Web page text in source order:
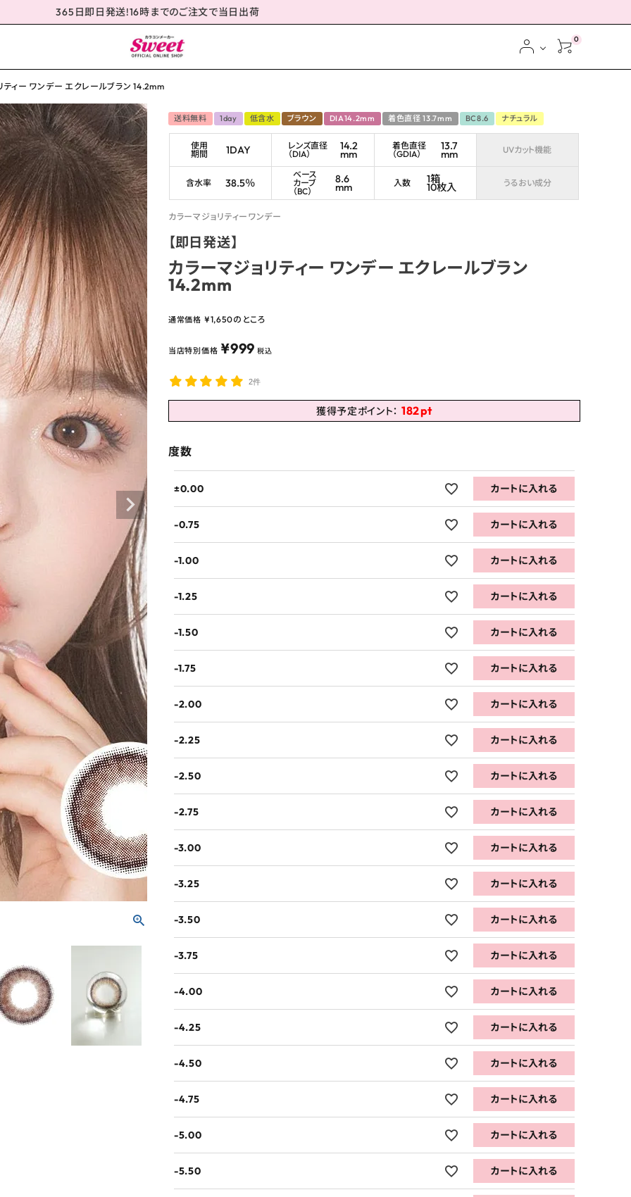
365日即日発送!16時までのご注文で当日出荷
0
ティー ワンデー エクレールブラン 14.2mm
送料無料 1day 低含水 ブラウン DIA14.2mm 着色直径 13.7mm BC8.6 ナチュラル
使用
期間
1DAY
レンズ直径
（DIA）
14.2
mm
着色直径
（GDIA）
13.7
mm UVカット機能
含水率 38.5％
ベース
カーブ
（BC）
8.6
mm 入数 1箱
10枚入 うるおい成分
カラーマジョリティーワンデー
【即日発送】
カラーマジョリティー ワンデー エクレールブラン
14.2mm
通常価格 ¥1,650のところ
当店特別価格 ¥999 税込
2件
獲得予定ポイント： 182pt
度数
±0.00 カートに入れる
-0.75 カートに入れる
-1.00 カートに入れる
-1.25 カートに入れる
-1.50 カートに入れる
-1.75 カートに入れる
-2.00 カートに入れる
-2.25 カートに入れる
-2.50 カートに入れる
-2.75 カートに入れる
-3.00 カートに入れる
-3.25 カートに入れる
-3.50 カートに入れる
-3.75 カートに入れる
-4.00 カートに入れる
-4.25 カートに入れる
-4.50 カートに入れる
-4.75 カートに入れる
-5.00 カートに入れる
-5.50 カートに入れる